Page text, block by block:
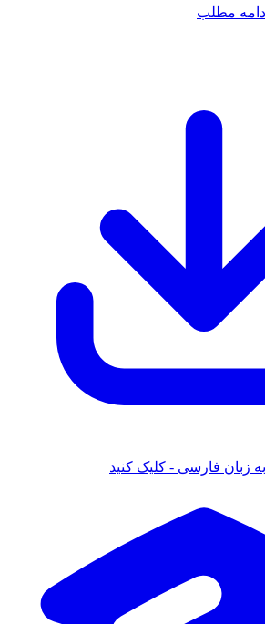
ادامه مطلب
زبان فارسی - کلیک کنید